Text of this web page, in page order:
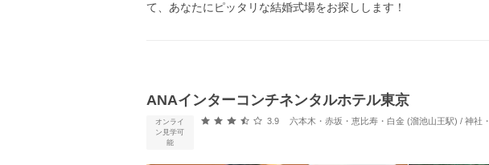
て、あなたにピッタリな結婚式場をお探しします！
ANAインターコンチネンタルホテル東京
オンライ
ン見学可
能
口コミ評価
3.9 六本木・赤坂・恵比寿・白金 (溜池山王駅) / 神社・仏閣